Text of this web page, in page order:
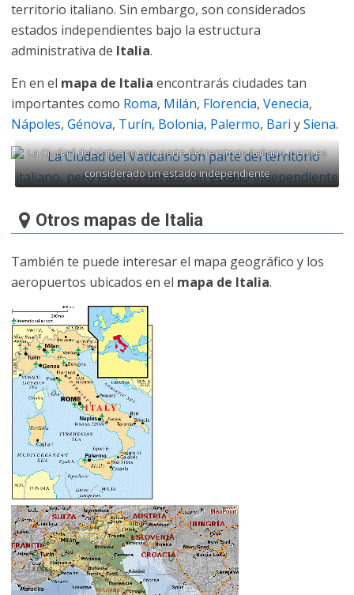
territorio italiano. Sin embargo, son considerados
estados independientes bajo la estructura
administrativa de Italia.
En en el mapa de Italia encontrarás ciudades tan
importantes como Roma, Milán, Florencia, Venecia,
Nápoles, Génova, Turín, Bolonia, Palermo, Bari ySiena.
La Ciudad del Vaticano son parte del territorio italiano, pero es
considerado un estado independiente
Otros mapas de Italia
También te puede interesar el mapa geográfico y los
aeropuertos ubicados en el mapa de Italia.